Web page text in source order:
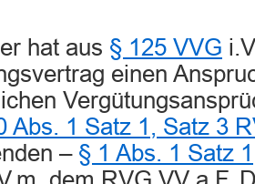
hat aus § 125 VVG
einen
Abs. 1 Satz 1, Satz 3
– § 1 Abs. 1 Satz 1